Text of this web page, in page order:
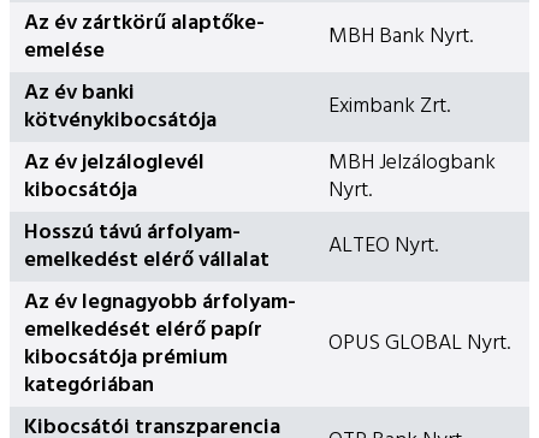
Az év zártkörű alaptőke-
emelése
MBH Bank Nyrt.
Az év banki
kötvénykibocsátója
Eximbank Zrt.
Az év jelzáloglevél
kibocsátója
MBH Jelzálogbank
Nyrt.
Hosszú távú árfolyam-
emelkedést elérő vállalat
ALTEO Nyrt.
Az év legnagyobb árfolyam-
emelkedését elérő papír
kibocsátója prémium
kategóriában
OPUS GLOBAL Nyrt.
Kibocsátói transzparencia